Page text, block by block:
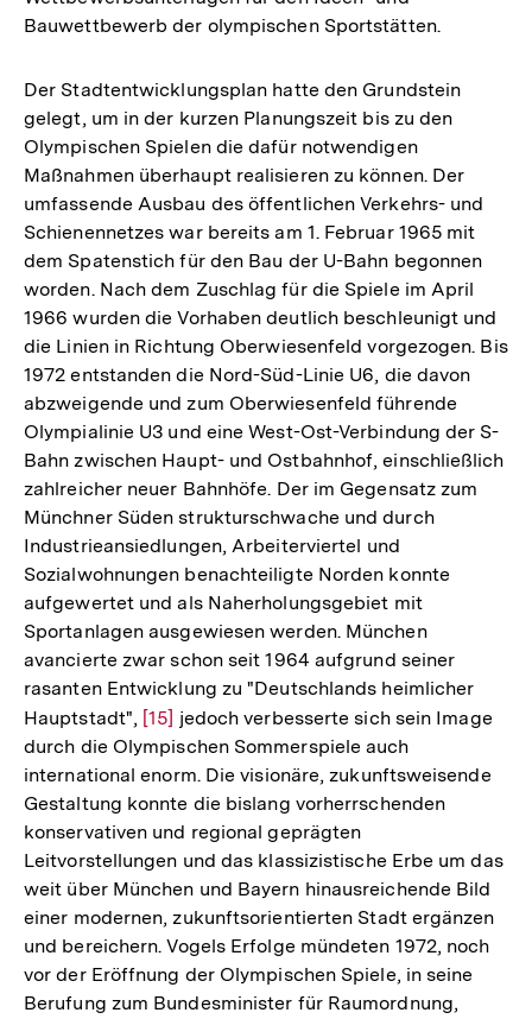
Fußnote
Bauwettbewerb der olympischen Sportstätten.
Der Stadtentwicklungsplan hatte den Grundstein
gelegt, um in der kurzen Planungszeit bis zu den
Olympischen Spielen die dafür notwendigen
Maßnahmen überhaupt realisieren zu können. Der
umfassende Ausbau des öffentlichen Verkehrs- und
Schienennetzes war bereits am 1. Februar 1965 mit
dem Spatenstich für den Bau der U-Bahn begonnen
worden. Nach dem Zuschlag für die Spiele im April
1966 wurden die Vorhaben deutlich beschleunigt und
die Linien in Richtung Oberwiesenfeld vorgezogen. Bis
1972 entstanden die Nord-Süd-Linie U6, die davon
abzweigende und zum Oberwiesenfeld führende
Olympialinie U3 und eine West-Ost-Verbindung der S-
Bahn zwischen Haupt- und Ostbahnhof, einschließlich
zahlreicher neuer Bahnhöfe. Der im Gegensatz zum
Münchner Süden strukturschwache und durch
Industrieansiedlungen, Arbeiterviertel und
Sozialwohnungen benachteiligte Norden konnte
aufgewertet und als Naherholungsgebiet mit
Sportanlagen ausgewiesen werden. München
avancierte zwar schon seit 1964 aufgrund seiner
rasanten Entwicklung zu "Deutschlands heimlicher
Hauptstadt", Zur
Auflösung
der
Fußnote
[15] jedoch verbesserte sich sein Image
durch die Olympischen Sommerspiele auch
international enorm. Die visionäre, zukunftsweisende
Gestaltung konnte die bislang vorherrschenden
konservativen und regional geprägten
Leitvorstellungen und das klassizistische Erbe um das
weit über München und Bayern hinausreichende Bild
einer modernen, zukunftsorientierten Stadt ergänzen
und bereichern. Vogels Erfolge mündeten 1972, noch
vor der Eröffnung der Olympischen Spiele, in seine
Berufung zum Bundesminister für Raumordnung,